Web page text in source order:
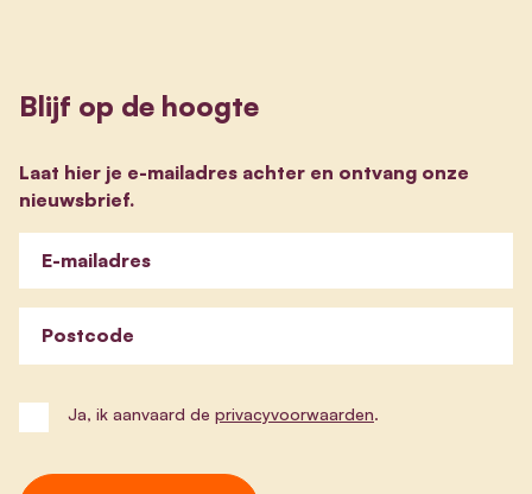
Blijf op de hoogte
Laat hier je e-mailadres achter en ontvang onze
nieuwsbrief.
E-mailadres
Postcode
Ja, ik aanvaard de privacyvoorwaarden.